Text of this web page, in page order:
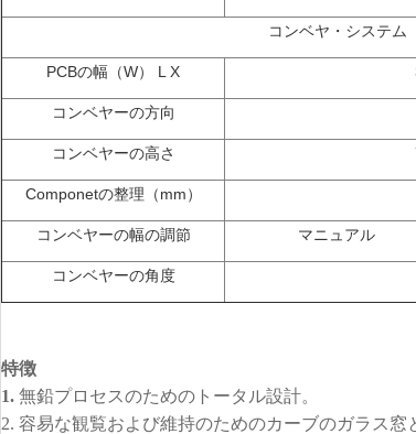
コンベヤ・システム
PCBの幅（W） L X
コンベヤーの方向
コンベヤーの高さ
Componetの整理（mm）
コンベヤーの幅の調節 マニュアル
コンベヤーの角度
特徴
1. 無鉛プロセスのためのトータル設計。
2. 容易な観覧および維持のためのカーブのガラス窓